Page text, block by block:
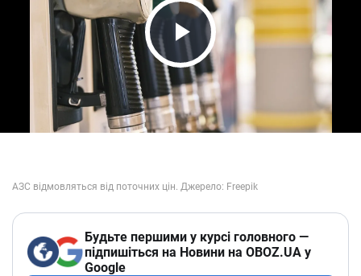
Play Video
Будьте першими у курсі головного —
підпишіться на Новини на OBOZ.UA у
Google